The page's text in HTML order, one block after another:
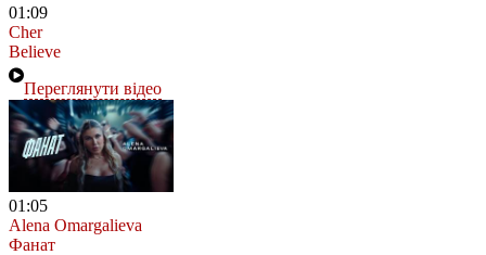
01:09
Cher
Believe
Переглянути відео
01:05
Alena Omargalieva
Фанат